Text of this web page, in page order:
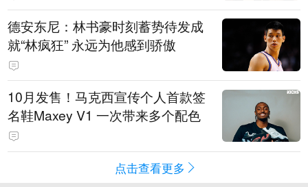
德安东尼：林书豪时刻蓄势待发成
就“林疯狂” 永远为他感到骄傲
10月发售！马克西宣传个人首款签
名鞋Maxey V1 一次带来多个配色
点击查看更多